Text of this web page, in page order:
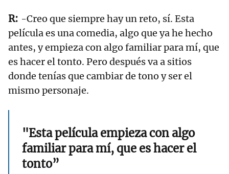
-Creo que siempre hay un reto, sí. Esta
película es una comedia, algo que ya he hecho
antes, y empieza con algo familiar para mí, que
es hacer el tonto. Pero después va a sitios
donde tenías que cambiar de tono y ser el
mismo personaje.
"Esta película empieza con algo
familiar para mí, que es hacer el
tonto”